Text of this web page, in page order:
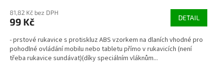
81,82 Kč bez DPH
99 Kč DETAIL
- prstové rukavice s protiskluz ABS vzorkem na dlaních vhodné pro
pohodlné ovládání mobilu nebo tabletu přímo v rukavicích (není
třeba rukavice sundávat)(díky speciálním vláknům...